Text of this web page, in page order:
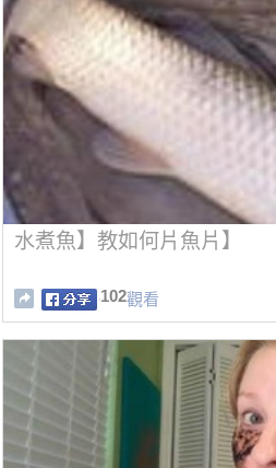
水煮魚】教如何片魚片】
102觀看